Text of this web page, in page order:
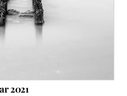
2021